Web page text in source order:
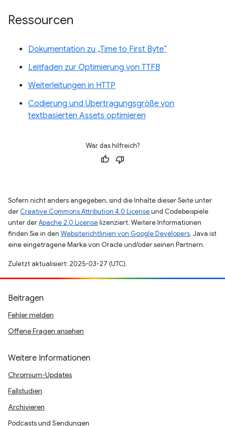
Ressourcen
Dokumentation zu „Time to First Byte“
Leitfaden zur Optimierung von TTFB
Weiterleitungen in HTTP
Codierung und Übertragungsgröße von
textbasierten Assets optimieren
War das hilfreich?
Sofern nicht anders angegeben, sind die Inhalte dieser Seite unter
der Creative Commons Attribution 4.0 Licenseund Codebeispiele
unter derApache 2.0 Licenselizenziert. Weitere Informationen
finden Sie in den Websiterichtlinien von Google Developers. Java ist
eine eingetragene Marke von Oracle und/oder seinen Partnern.
Zuletzt aktualisiert: 2025-03-27 (UTC).
Beitragen
Fehler melden
Offene Fragen ansehen
Weitere Informationen
Chromium-Updates
Fallstudien
Archivieren
Podcasts und Sendungen